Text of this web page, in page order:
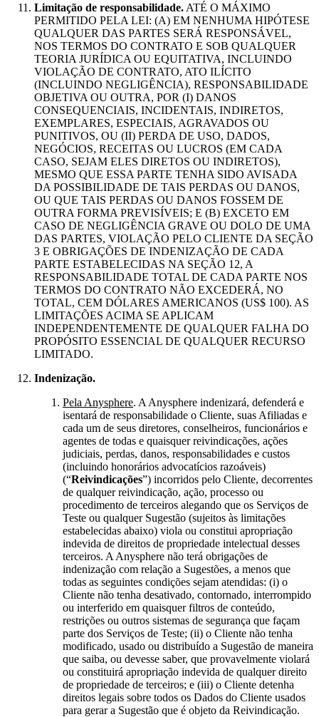
Limitação de responsabilidade. ATÉ O MÁXIMO
PERMITIDO PELA LEI: (A) EM NENHUMA HIPÓTESE
QUALQUER DAS PARTES SERÁ RESPONSÁVEL,
NOS TERMOS DO CONTRATO E SOB QUALQUER
TEORIA JURÍDICA OU EQUITATIVA, INCLUINDO
VIOLAÇÃO DE CONTRATO, ATO ILÍCITO
(INCLUINDO NEGLIGÊNCIA), RESPONSABILIDADE
OBJETIVA OU OUTRA, POR (I) DANOS
CONSEQUENCIAIS, INCIDENTAIS, INDIRETOS,
EXEMPLARES, ESPECIAIS, AGRAVADOS OU
PUNITIVOS, OU (II) PERDA DE USO, DADOS,
NEGÓCIOS, RECEITAS OU LUCROS (EM CADA
CASO, SEJAM ELES DIRETOS OU INDIRETOS),
MESMO QUE ESSA PARTE TENHA SIDO AVISADA
DA POSSIBILIDADE DE TAIS PERDAS OU DANOS,
OU QUE TAIS PERDAS OU DANOS FOSSEM DE
OUTRA FORMA PREVISÍVEIS; E (B) EXCETO EM
CASO DE NEGLIGÊNCIA GRAVE OU DOLO DE UMA
DAS PARTES, VIOLAÇÃO PELO CLIENTE DA SEÇÃO
3 E OBRIGAÇÕES DE INDENIZAÇÃO DE CADA
PARTE ESTABELECIDAS NA SEÇÃO 12, A
RESPONSABILIDADE TOTAL DE CADA PARTE NOS
TERMOS DO CONTRATO NÃO EXCEDERÁ, NO
TOTAL, CEM DÓLARES AMERICANOS (US$ 100). AS
LIMITAÇÕES ACIMA SE APLICAM
INDEPENDENTEMENTE DE QUALQUER FALHA DO
PROPÓSITO ESSENCIAL DE QUALQUER RECURSO
LIMITADO.
Indenização.
Pela Anysphere. A Anysphere indenizará, defenderá e
isentará de responsabilidade o Cliente, suas Afiliadas e
cada um de seus diretores, conselheiros, funcionários e
agentes de todas e quaisquer reivindicações, ações
judiciais, perdas, danos, responsabilidades e custos
(incluindo honorários advocatícios razoáveis)
(“Reivindicações”) incorridos pelo Cliente, decorrentes
de qualquer reivindicação, ação, processo ou
procedimento de terceiros alegando que os Serviços de
Teste ou qualquer Sugestão (sujeitos às limitações
estabelecidas abaixo) viola ou constitui apropriação
indevida de direitos de propriedade intelectual desses
terceiros. A Anysphere não terá obrigações de
indenização com relação a Sugestões, a menos que
todas as seguintes condições sejam atendidas: (i) o
Cliente não tenha desativado, contornado, interrompido
ou interferido em quaisquer filtros de conteúdo,
restrições ou outros sistemas de segurança que façam
parte dos Serviços de Teste; (ii) o Cliente não tenha
modificado, usado ou distribuído a Sugestão de maneira
que saiba, ou devesse saber, que provavelmente violará
ou constituirá apropriação indevida de qualquer direito
de propriedade de terceiros; e (iii) o Cliente detenha
direitos legais sobre todos os Dados do Cliente usados
para gerar a Sugestão que é objeto da Reivindicação.